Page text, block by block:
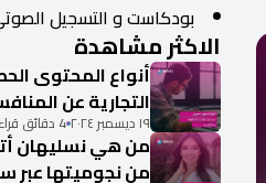
بودكاست و التسجيل
الاكثر مشاهدة
أنواع المحتوى
التجارية عن
١٩ ديسمبر ٢٠٢٤ 4 دقائق قراءة
من هي نسليهان
من نجوميتها عبر